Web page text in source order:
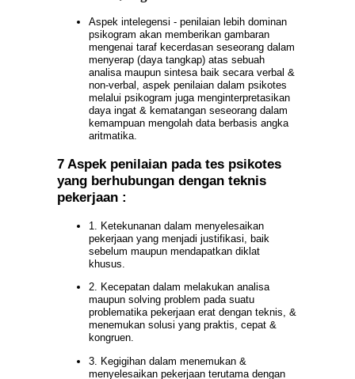
Aspek intelegensi - penilaian lebih dominan
psikogram akan memberikan gambaran
mengenai taraf kecerdasan seseorang dalam
menyerap (daya tangkap) atas sebuah
analisa maupun sintesa baik secara verbal &
non-verbal, aspek penilaian dalam psikotes
melalui psikogram juga menginterpretasikan
daya ingat & kematangan seseorang dalam
kemampuan mengolah data berbasis angka
aritmatika.
7 Aspek penilaian pada tes psikotes
yang berhubungan dengan teknis
pekerjaan :
1. Ketekunanan dalam menyelesaikan
pekerjaan yang menjadi justifikasi, baik
sebelum maupun mendapatkan diklat
khusus.
2. Kecepatan dalam melakukan analisa
maupun solving problem pada suatu
problematika pekerjaan erat dengan teknis, &
menemukan solusi yang praktis, cepat &
kongruen.
3. Kegigihan dalam menemukan &
menyelesaikan pekerjaan terutama dengan